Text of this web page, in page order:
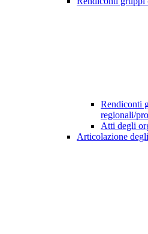
Rendiconti
regionali/
Atti degli
Articolazione